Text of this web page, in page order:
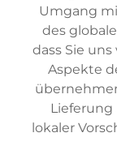
Umgang
des
dass Sie
Aspekte
lokaler